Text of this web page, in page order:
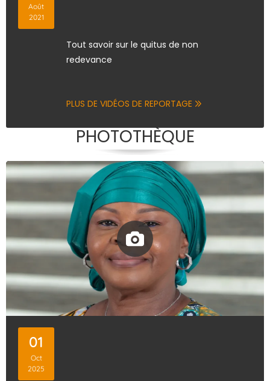
Tout savoir sur le quitus de non
redevance
Août
2021
PLUS DE VIDÉOS DE REPORTAGE
PHOTOTHÈQUE
01
Oct
2025